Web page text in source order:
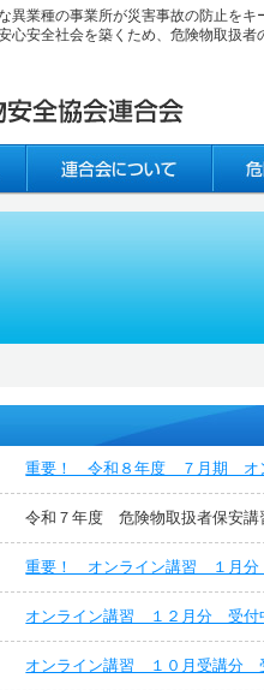
異業種の事業所が災害事故の防止を
心安全社会を築くため、危険物取扱
重要！ 令和８年度 ７月期 オ
令和７年度 危険物取扱者保安
重要！ オンライン講習 １月分
オンライン講習 １２月分 受付
オンライン講習 １０月受講分